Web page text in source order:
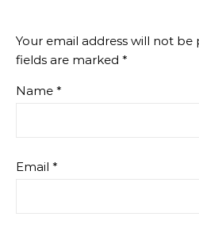
Your email address will not be
fields are marked *
Name *
Email *